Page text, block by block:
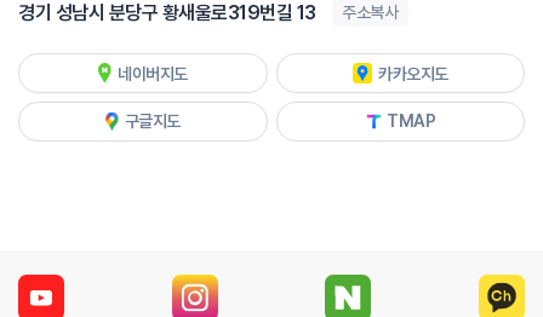
경기 성남시 분당구 황새울로319번길 13 주소복사
네이버지도 카카오지도
구글지도 TMAP